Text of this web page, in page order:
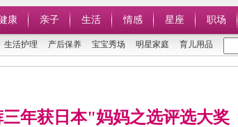
康 亲子 生活 情感 星座 职场
生活护理 产后保养 宝宝秀场 明星家庭 育儿用品
年获日本"妈妈之选评选大奖